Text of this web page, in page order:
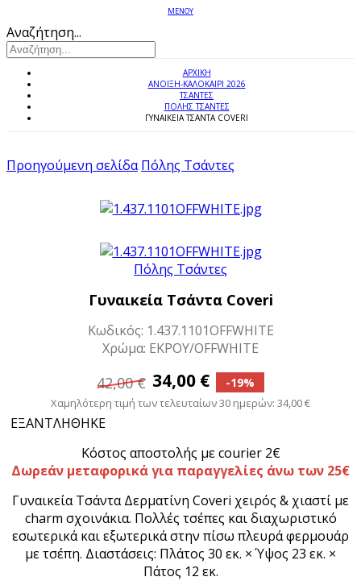
ΜΕΝΟΥ
Αναζήτηση...
ΑΡΧΙΚΉ
ΑΝΟΙΞΗ-ΚΑΛΟΚΑΙΡΙ 2026
ΤΣΑΝΤΕΣ
ΠΌΛΗΣ ΤΣΆΝΤΕΣ
ΓΥΝΑΙΚΕΊΑ ΤΣΆΝΤΑ COVERI
Προηγούμενη σελίδα Πόλης Τσάντες
Πόλης Τσάντες
Γυναικεία Τσάντα Coveri
Κωδικός: 1.437.1101OFFWHITE
Χρώμα: ΕΚΡΟΥ/OFFWHITE
42,00 € 34,00 € -19%
Χαμηλότερη τιμή των τελευταίων 30 ημερών: 34,00 €
ΕΞΑΝΤΛΗΘΗΚΕ
Κόστος αποστολής με courier 2€
Δωρεάν μεταφορικά για παραγγελίες άνω των 25€
Γυναικεία Τσάντα Δερματίνη Coveri χειρός & χιαστί με
charm σχοινάκια. Πολλές τσέπες και διαχωριστικό
εσωτερικά και εξωτερικά στην πίσω πλευρά φερμουάρ
με τσέπη. Διαστάσεις: Πλάτος 30 εκ. × Ύψος 23 εκ. ×
Πάτος 12 εκ.